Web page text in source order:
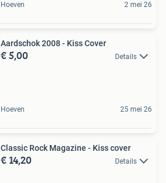
Hoeven 2 mei 26
Aardschok 2008 - Kiss Cover
€ 5,00 Details
Hoeven 25 mei 26
Classic Rock Magazine - Kiss cover
€ 14,20 Details